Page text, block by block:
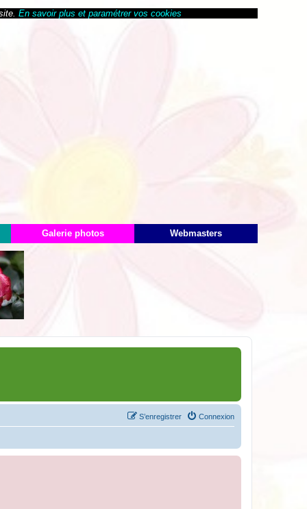
En savoir plus et paramétrer vos cookies
Galerie photos Webmasters
Connexion
S’enregistrer